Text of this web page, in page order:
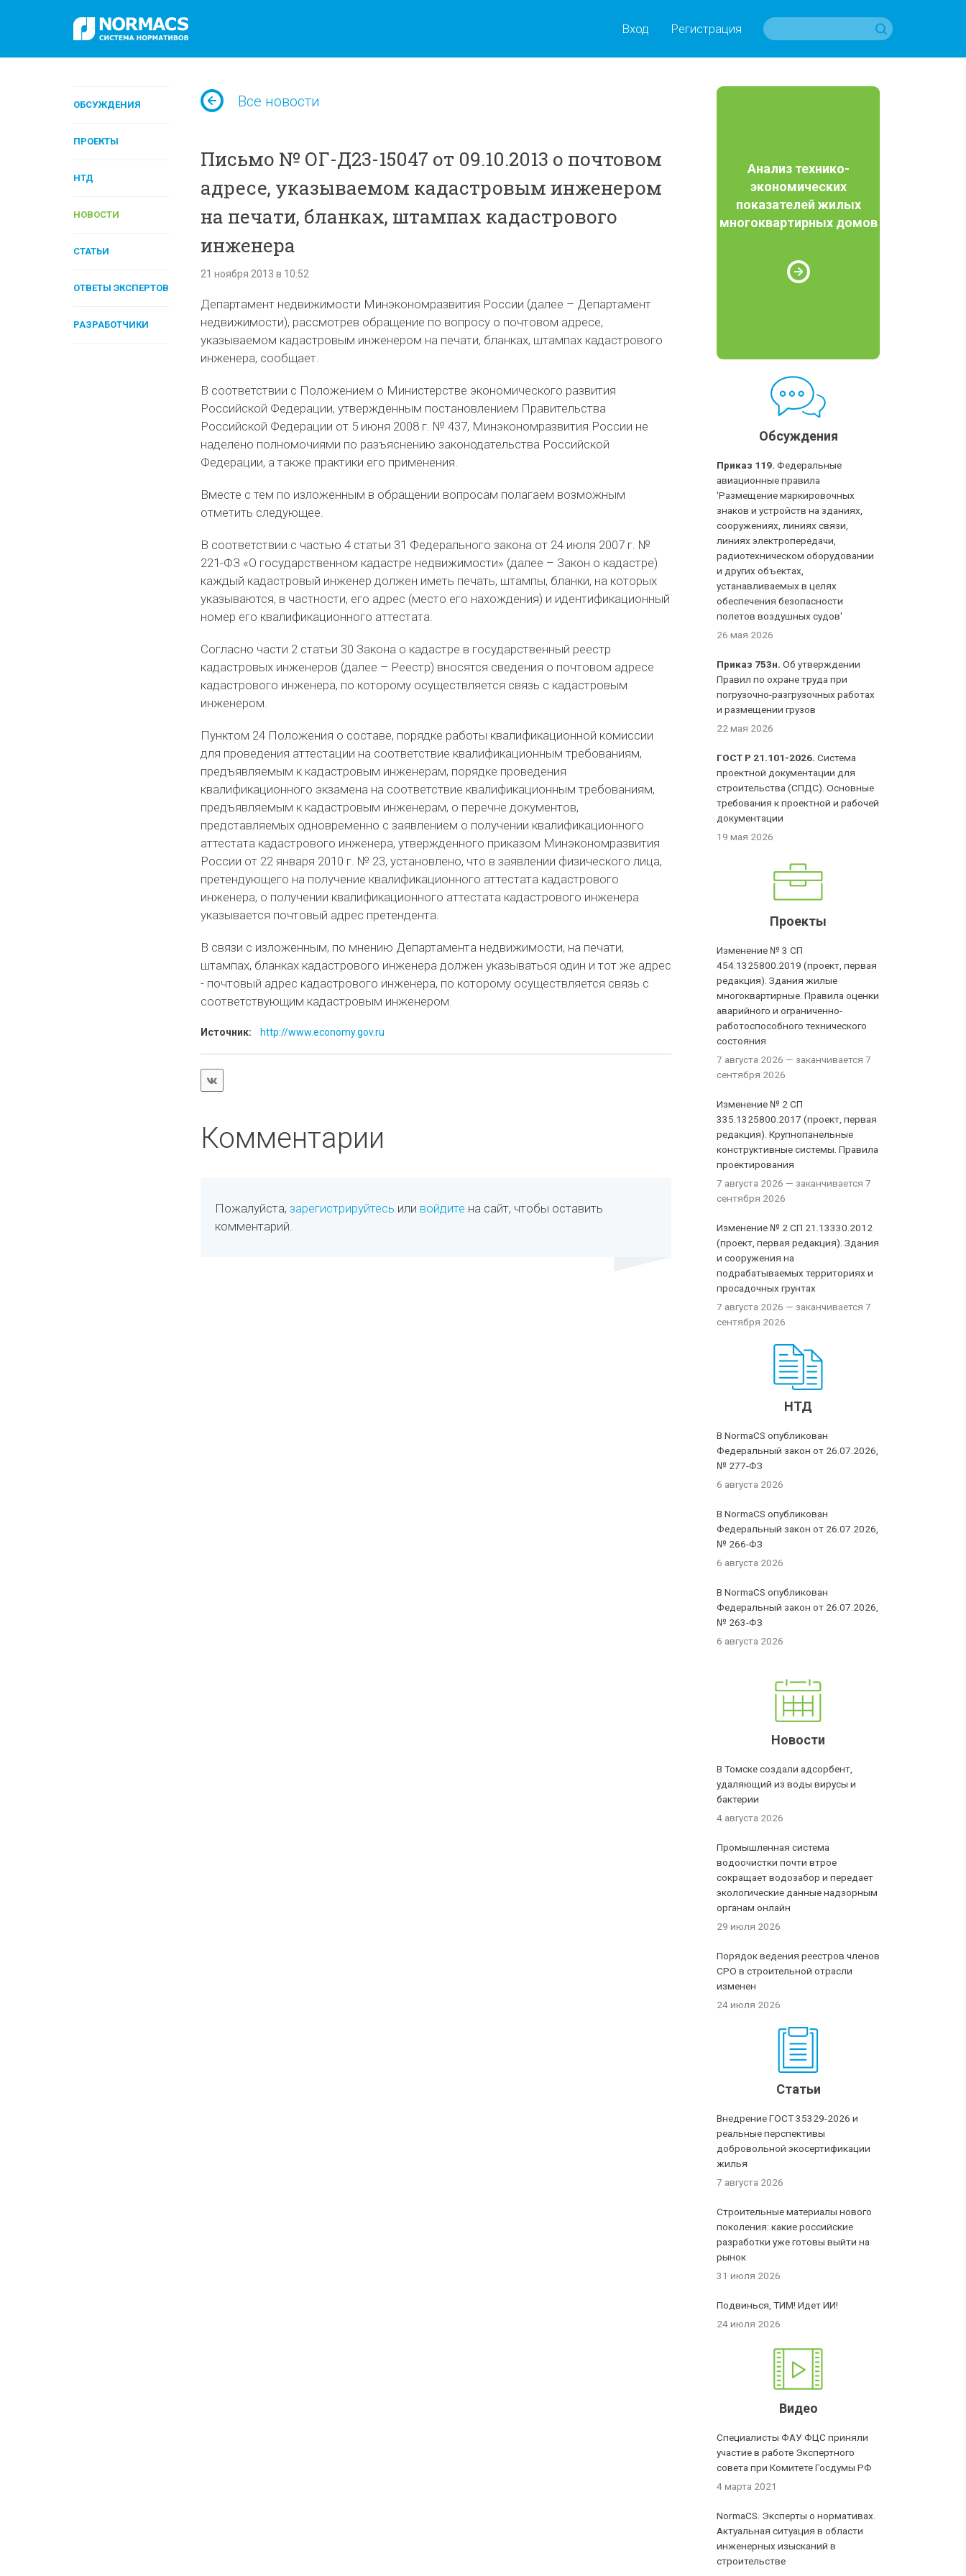
Вход Регистрация
ОБСУЖДЕНИЯ
ПРОЕКТЫ
НТД
НОВОСТИ
СТАТЬИ
ОТВЕТЫ ЭКСПЕРТОВ
РАЗРАБОТЧИКИ
Все новости
Письмо № ОГ-Д23-15047 от 09.10.2013 о почтовом
адресе, указываемом кадастровым инженером
на печати, бланках, штампах кадастрового
инженера
21 ноября 2013 в 10:52
Департамент недвижимости Минэкономразвития России (далее – Департамент
недвижимости), рассмотрев обращение по вопросу о почтовом адресе,
указываемом кадастровым инженером на печати, бланках, штампах кадастрового
инженера, сообщает.
В соответствии с Положением о Министерстве экономического развития
Российской Федерации, утвержденным постановлением Правительства
Российской Федерации от 5 июня 2008 г. № 437, Минэкономразвития России не
наделено полномочиями по разъяснению законодательства Российской
Федерации, а также практики его применения.
Вместе с тем по изложенным в обращении вопросам полагаем возможным
отметить следующее.
В соответствии с частью 4 статьи 31 Федерального закона от 24 июля 2007 г. №
221-ФЗ «О государственном кадастре недвижимости» (далее – Закон о кадастре)
каждый кадастровый инженер должен иметь печать, штампы, бланки, на которых
указываются, в частности, его адрес (место его нахождения) и идентификационный
номер его квалификационного аттестата.
Согласно части 2 статьи 30 Закона о кадастре в государственный реестр
кадастровых инженеров (далее – Реестр) вносятся сведения о почтовом адресе
кадастрового инженера, по которому осуществляется связь с кадастровым
инженером.
Пунктом 24 Положения о составе, порядке работы квалификационной комиссии
для проведения аттестации на соответствие квалификационным требованиям,
предъявляемым к кадастровым инженерам, порядке проведения
квалификационного экзамена на соответствие квалификационным требованиям,
предъявляемым к кадастровым инженерам, о перечне документов,
представляемых одновременно с заявлением о получении квалификационного
аттестата кадастрового инженера, утвержденного приказом Минэкономразвития
России от 22 января 2010 г. № 23, установлено, что в заявлении физического лица,
претендующего на получение квалификационного аттестата кадастрового
инженера, о получении квалификационного аттестата кадастрового инженера
указывается почтовый адрес претендента.
В связи с изложенным, по мнению Департамента недвижимости, на печати,
штампах, бланках кадастрового инженера должен указываться один и тот же адрес
- почтовый адрес кадастрового инженера, по которому осуществляется связь с
соответствующим кадастровым инженером.
Источник: http://www.economy.gov.ru
Комментарии
Пожалуйста, зарегистрируйтесь или войдите на сайт, чтобы оставить
комментарий.
Анализ технико-
экономических
показателей жилых
многоквартирных домов
Обсуждения
Приказ 119. Федеральные
авиационные правила
'Размещение маркировочных
знаков и устройств на зданиях,
сооружениях, линиях связи,
линиях электропередачи,
радиотехническом оборудовании
и других объектах,
устанавливаемых в целях
обеспечения безопасности
полетов воздушных судов'
26 мая 2026
Приказ 753н. Об утверждении
Правил по охране труда при
погрузочно-разгрузочных работах
и размещении грузов
22 мая 2026
ГОСТ Р 21.101-2026. Система
проектной документации для
строительства (СПДС). Основные
требования к проектной и рабочей
документации
19 мая 2026
Проекты
Изменение № 3 СП
454.1325800.2019 (проект, первая
редакция). Здания жилые
многоквартирные. Правила оценки
аварийного и ограниченно-
работоспособного технического
состояния
7 августа 2026 — заканчивается 7
сентября 2026
Изменение № 2 СП
335.1325800.2017 (проект, первая
редакция). Крупнопанельные
конструктивные системы. Правила
проектирования
7 августа 2026 — заканчивается 7
сентября 2026
Изменение № 2 СП 21.13330.2012
(проект, первая редакция). Здания
и сооружения на
подрабатываемых территориях и
просадочных грунтах
7 августа 2026 — заканчивается 7
сентября 2026
НТД
В NormaCS опубликован
Федеральный закон от 26.07.2026,
№ 277-ФЗ
6 августа 2026
В NormaCS опубликован
Федеральный закон от 26.07.2026,
№ 266-ФЗ
6 августа 2026
В NormaCS опубликован
Федеральный закон от 26.07.2026,
№ 263-ФЗ
6 августа 2026
Новости
В Томске создали адсорбент,
удаляющий из воды вирусы и
бактерии
4 августа 2026
Промышленная система
водоочистки почти втрое
сокращает водозабор и передает
экологические данные надзорным
органам онлайн
29 июля 2026
Порядок ведения реестров членов
СРО в строительной отрасли
изменен
24 июля 2026
Статьи
Внедрение ГОСТ 35329-2026 и
реальные перспективы
добровольной экосертификации
жилья
7 августа 2026
Строительные материалы нового
поколения: какие российские
разработки уже готовы выйти на
рынок
31 июля 2026
Подвинься, ТИМ! Идет ИИ!
24 июля 2026
Видео
Специалисты ФАУ ФЦС приняли
участие в работе Экспертного
совета при Комитете Госдумы РФ
4 марта 2021
NormaCS. Эксперты о нормативах.
Актуальная ситуация в области
инженерных изысканий в
строительстве